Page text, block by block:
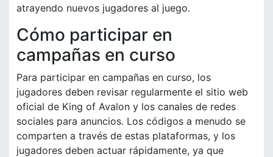
atrayendo nuevos jugadores al juego.
Cómo participar en
campañas en curso
Para participar en campañas en curso, los
jugadores deben revisar regularmente el sitio web
oficial de King of Avalon y los canales de redes
sociales para anuncios. Los códigos a menudo se
comparten a través de estas plataformas, y los
jugadores deben actuar rápidamente, ya que